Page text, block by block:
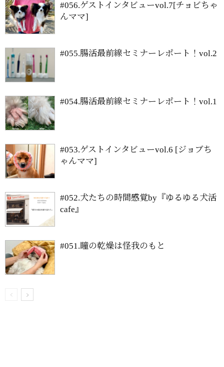
#056.ゲストインタビューvol.7[チョビちゃ
んママ]
#055.腸活最前線セミナーレポート！vol.2
#054.腸活最前線セミナーレポート！vol.1
#053.ゲストインタビューvol.6 [ジョブち
ゃんママ]
#052.犬たちの時間感覚by『ゆるゆる犬活
cafe』
#051.瞳の乾燥は怪我のもと